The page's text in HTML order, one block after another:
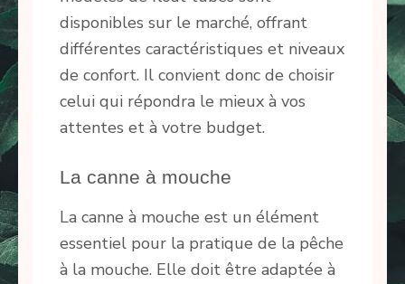
disponibles sur le marché, offrant
différentes caractéristiques et niveaux
de confort. Il convient donc de choisir
celui qui répondra le mieux à vos
attentes et à votre budget.
La canne à mouche
La canne à mouche est un élément
essentiel pour la pratique de la pêche
à la mouche. Elle doit être adaptée à